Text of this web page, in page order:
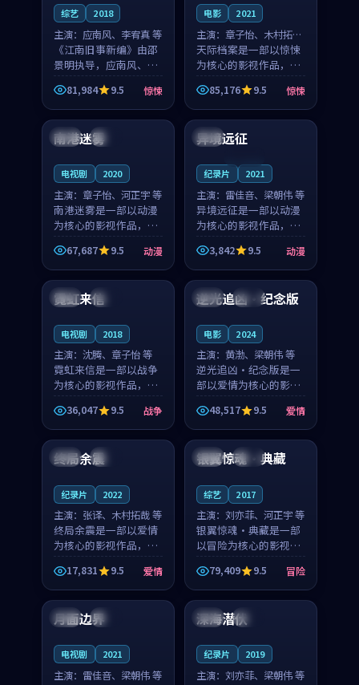
综艺 2018
主演： 应南风、李宥真 等
《江南旧事新编》由邵
景明执导，应南风、李
宥真领衔主演，是一部
2018年上映的日本惊悚
综艺。影片以邻里温情
为切入，呈现一段从初
遇到告别都浸着真实
81,984 9.5 惊悚
电影 2021
主演： 章子怡、木村拓哉
等
天际档案是一部以惊悚
为核心的影视作品，围
绕危机、反转与人物成
长展开，整体节奏紧
凑，值得推荐观看。
85,176 9.5 惊悚
中国 杜比
南港迷雾
电视剧 2020
主演： 章子怡、河正宇 等
南港迷雾是一部以动漫
为核心的影视作品，围
绕危机、反转与人物成
长展开，整体节奏紧
凑，值得推荐观看。
67,687 9.5 动漫
法国
异境远征
纪录片 2021
主演： 雷佳音、梁朝伟 等
异境远征是一部以动漫
为核心的影视作品，围
绕危机、反转与人物成
长展开，整体节奏紧
凑，值得推荐观看。
3,842 9.5 动漫
中国 杜比
霓虹来信
电视剧 2018
主演： 沈腾、章子怡 等
霓虹来信是一部以战争
为核心的影视作品，围
绕危机、反转与人物成
长展开，整体节奏紧
凑，值得推荐观看。
36,047 9.5 战争
美国 杜比
逆光追凶·纪念版
电影 2024
主演： 黄渤、梁朝伟 等
逆光追凶·纪念版是一
部以爱情为核心的影视
作品，围绕危机、反转
与人物成长展开，整体
节奏紧凑，值得推荐观
看。
48,517 9.5 爱情
中国 完结
终局余震
纪录片 2022
主演： 张译、木村拓哉 等
终局余震是一部以爱情
为核心的影视作品，围
绕危机、反转与人物成
长展开，整体节奏紧
凑，值得推荐观看。
17,831 9.5 爱情
泰国 独播
银翼惊魂·典藏
综艺 2017
主演： 刘亦菲、河正宇 等
银翼惊魂·典藏是一部
以冒险为核心的影视作
品，围绕危机、反转与
人物成长展开，整体节
奏紧凑，值得推荐观
看。
79,409 9.5 冒险
美国 独播
月面边界
电视剧 2021
主演： 雷佳音、梁朝伟 等
英国 独播
深海潜伏
纪录片 2019
主演： 刘亦菲、梁朝伟 等